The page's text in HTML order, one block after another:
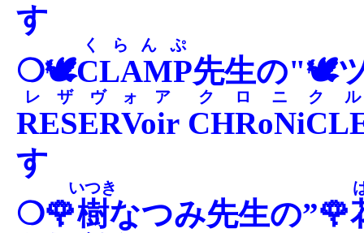
す
❍🕊CLAMP
くらんぷ
先生の"🕊
RESERVoir
レザヴォア クロニクル
す
❍🌹樹
いつき
なつみ先生の”🌹